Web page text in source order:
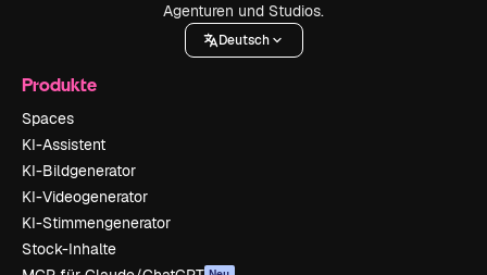
Agenturen und Studios.
Deutsch
Produkte
Spaces
KI-Assistent
KI-Bildgenerator
KI-Videogenerator
KI-Stimmengenerator
Stock-Inhalte